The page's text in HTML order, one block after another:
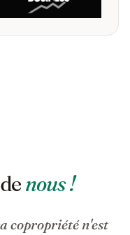
nous !
copropriété n'est